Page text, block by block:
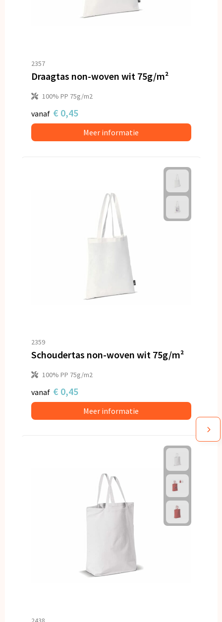
2357
Draagtas non-woven wit 75g/m²
100% PP 75g/m2
vanaf € 0,45
Meer informatie
2359
Schoudertas non-woven wit 75g/m²
100% PP 75g/m2
vanaf € 0,45
Meer informatie